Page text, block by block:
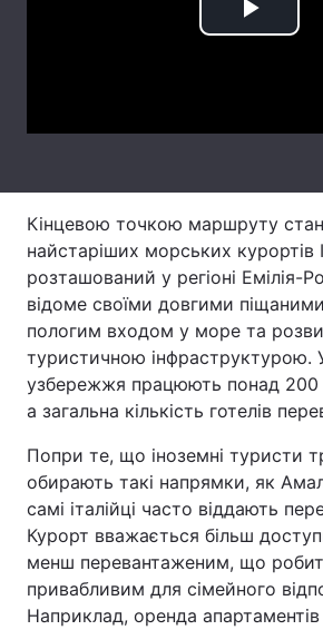
Play
Кінцевою точкою маршруту
найстаріших морських курортів
розташований у регіоні Емілія-
відоме своїми довгими
пологим входом у море та
туристичною інфраструктурою.
узбережжя працюють понад 200
а загальна кількість готелів
Попри те, що іноземні туристи
обирають такі напрямки, як
самі італійці часто віддають
Курорт вважається більш
менш перевантаженим, що
привабливим для сімейного
Наприклад, оренда